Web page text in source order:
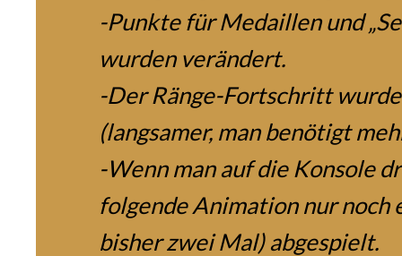
-Punkte für Medaillen und
wurden verändert.
-Der Ränge-Fortschritt
(langsamer, man benötigt
-Wenn man auf die Konsole
folgende Animation nur noch
bisher zwei Mal) abgespielt.